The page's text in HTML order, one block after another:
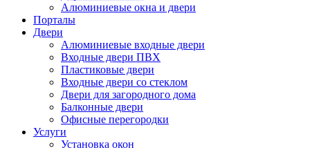
Алюминиевые окна и двери
Порталы
Двери
Алюминиевые входные двери
Входные двери ПВХ
Пластиковые двери
Входные двери со стеклом
Двери для загородного дома
Балконные двери
Офисные перегородки
Услуги
Установка окон